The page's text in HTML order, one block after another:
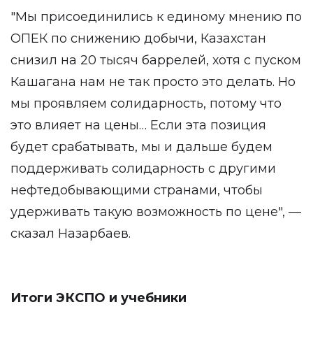
"Мы присоединились к единому мнению по
ОПЕК по снижению добычи, Казахстан
снизил на 20 тысяч баррелей, хотя с пуском
Кашагана нам не так просто это делать. Но
мы проявляем солидарность, потому что
это влияет на цены… Если эта позиция
будет срабатывать, мы и дальше будем
поддерживать солидарность с другими
нефтедобывающими странами, чтобы
удерживать такую возможность по цене", —
сказал Назарбаев.
Итоги ЭКСПО и учебники